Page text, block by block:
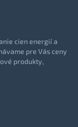
cien energií a
pre Vás ceny
produkty,